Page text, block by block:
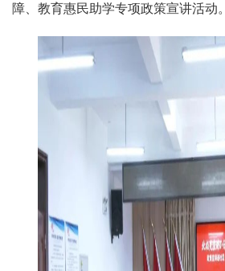
障、教育惠民助学专项政策宣讲活动。